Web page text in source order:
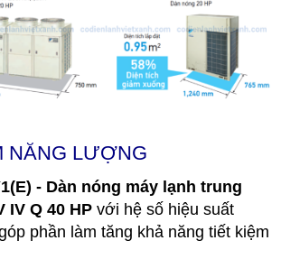
NĂNG LƯỢNG
- Dàn nóng máy lạnh trung
IV Q 40 HP với hệ số hiệu suất
phần làm tăng khả năng tiết kiệm